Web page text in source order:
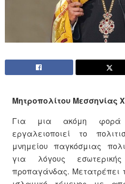
Μητροπολίτου Μεσσηνίας
Για μια ακόμη
εργαλειοποιεί το
μνημείου παγκόσμιας
για λόγους
προπαγάνδας. Μετατρέπει